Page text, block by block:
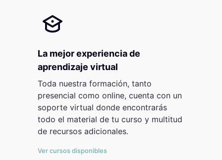
La mejor experiencia de
aprendizaje virtual
Toda nuestra formación, tanto
presencial como online, cuenta con un
soporte virtual donde encontrarás
todo el material de tu curso y multitud
de recursos adicionales.
Ver cursos disponibles